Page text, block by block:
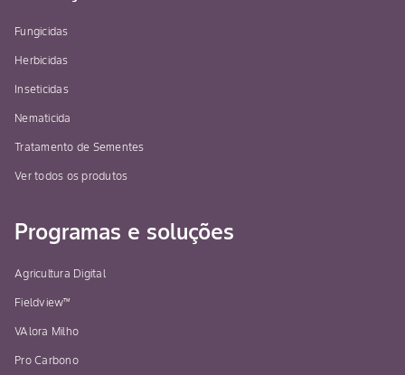
Fungicidas
Herbicidas
Inseticidas
Nematicida
Tratamento de Sementes
Ver todos os produtos
Programas e soluções
Agricultura Digital
Fieldview™
VAlora Milho
Pro Carbono